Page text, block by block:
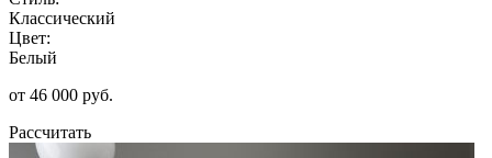
Классический
Цвет:
Белый
от 46 000 руб.
Рассчитать